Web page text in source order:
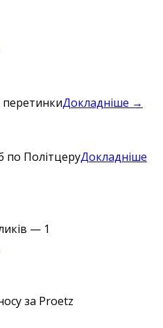
Докладніше →
по ПолітцеруДокладніше
— 1
за Proetz